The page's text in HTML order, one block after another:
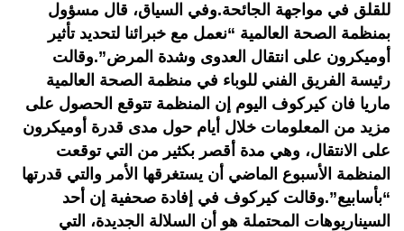
للقلق في مواجهة الجائحة.وفي السياق، قال مسؤول
بمنظمة الصحة العالمية “نعمل مع خبرائنا لتحديد تأثير
أوميكرون على انتقال العدوى وشدة المرض”.وقالت
رئيسة الفريق الفني للوباء في منظمة الصحة العالمية
ماريا فان كيركوف اليوم إن المنظمة تتوقع الحصول على
مزيد من المعلومات خلال أيام حول مدى قدرة أوميكرون
على الانتقال، وهي مدة أقصر بكثير من التي توقعت
المنظمة الأسبوع الماضي أن يستغرقها الأمر والتي قدرتها
“بأسابيع”.وقالت كيركوف في إفادة صحفية إن أحد
السيناريوهات المحتملة هو أن السلالة الجديدة، التي